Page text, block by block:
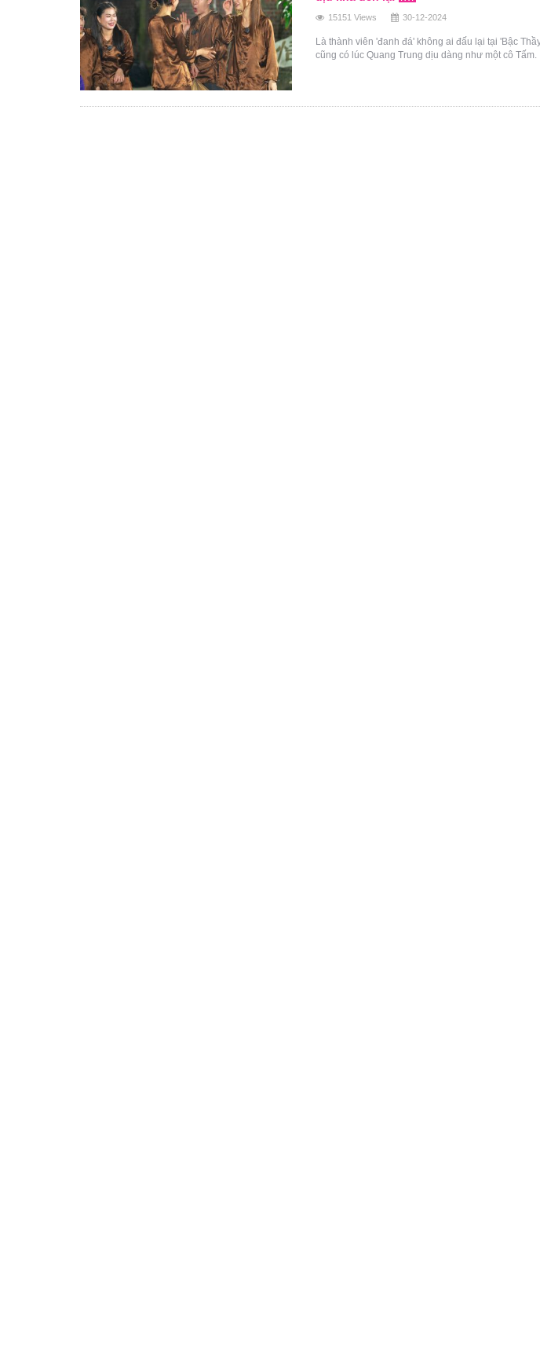
15151 Views 30-12-2024
Là thành viên 'đanh đá' không ai đấu lại tại 'Bậc
cũng có lúc Quang Trung dịu dàng như một cô Tấm.